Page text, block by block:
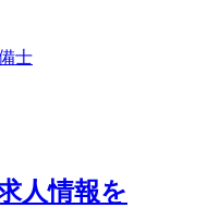
士
人情報を